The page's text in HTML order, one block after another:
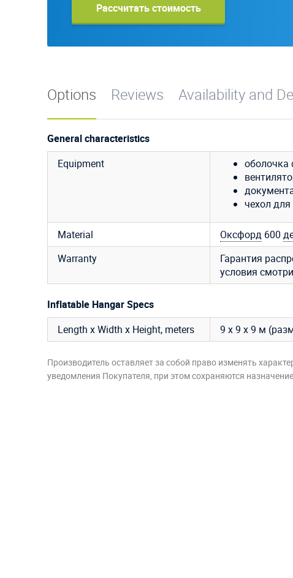
Рассчитать стоимость
Options Reviews Availability and
General characteristics
Equipment
оболочка
чехол
Material Оксфорд 600
Warranty
Гарантия
условия
Inflatable Hangar Specs
Length x Width x Height, meters
9 х 9 х 9 м
Производитель оставляет за собой право изменять
уведомления Покупателя, при этом сохраняются